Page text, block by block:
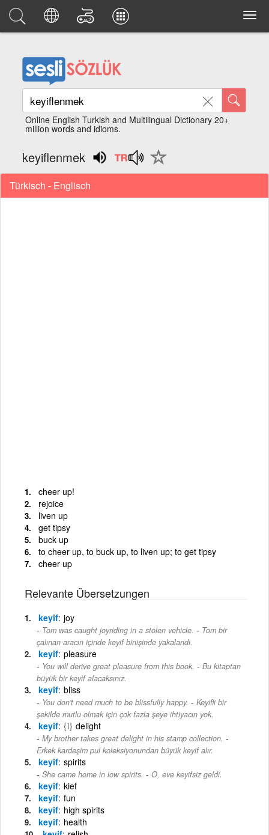
Online English Turkish and Multilingual Dictionary 20+
million words and idioms.
keyiflenmek
Türkisch - Englisch
cheer up!
rejoice
liven up
get tipsy
buck up
to cheer up, to buck up, to liven up; to get tipsy
cheer up
Relevante Übersetzungen
keyif joy
Tom was caught joyriding in a stolen vehicle. - Tom bir
çalınan aracın içinde keyif binişinde yakalandı.
keyif pleasure
You will derive great pleasure from this book. - Bu kitaptan
büyük bir keyif alacaksınız.
keyif bliss
You don't need much to be blissfully happy. - Keyifli bir
şekilde mutlu olmak için çok fazla şeye ihtiyacın yok.
keyif {i} delight
My brother takes great delight in his stamp collection. -
Erkek kardeşim pul koleksiyonundan büyük keyif alır.
keyif spirits
She came home in low spirits. - O, eve keyifsiz geldi.
keyif kief
keyif fun
keyif high spirits
keyif health